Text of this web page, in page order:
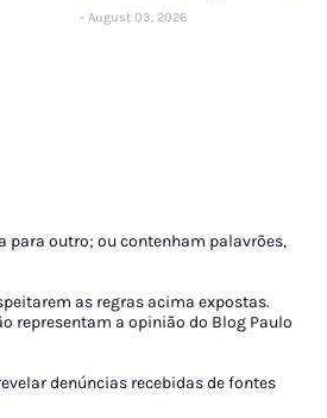
August 03, 2026
para outro; ou contenham palavrões,
as regras acima expostas.
representam a opinião do Blog Paulo
denúncias recebidas de fontes